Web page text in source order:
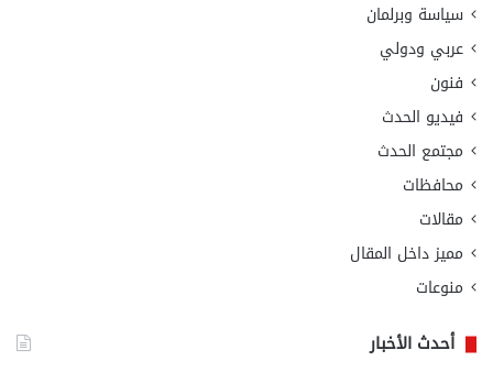
سياسة وبرلمان
عربي ودولي
فنون
فيديو الحدث
مجتمع الحدث
محافظات
مقالات
مميز داخل المقال
منوعات
أحدث الأخبار